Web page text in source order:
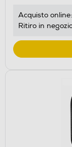
Acquisto online:
Ritiro in